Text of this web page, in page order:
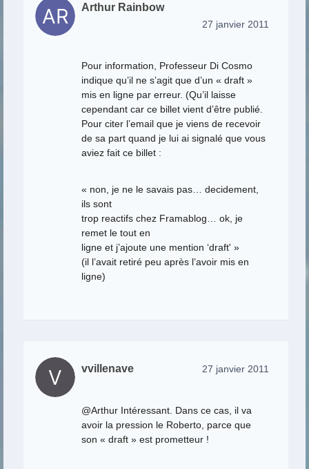
Arthur Rainbow
27 janvier 2011
Pour information, Professeur Di Cosmo
indique qu’il ne s’agit que d’un « draft »
mis en ligne par erreur. (Qu’il laisse
cependant car ce billet vient d’être publié.
Pour citer l’email que je viens de recevoir
de sa part quand je lui ai signalé que vous
aviez fait ce billet :
« non, je ne le savais pas… decidement,
ils sont
trop reactifs chez Framablog… ok, je
remet le tout en
ligne et j’ajoute une mention ‘draft' »
(il l’avait retiré peu après l’avoir mis en
ligne)
vvillenave 27 janvier 2011
@Arthur Intéressant. Dans ce cas, il va
avoir la pression le Roberto, parce que
son « draft » est prometteur !